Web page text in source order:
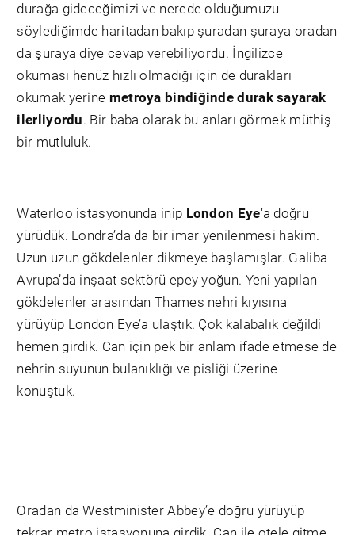
durağa gideceğimizi ve nerede olduğumuzu
söylediğimde haritadan bakıp şuradan şuraya oradan
da şuraya diye cevap verebiliyordu. İngilizce
okuması henüz hızlı olmadığı için de durakları
okumak yerine metroya bindiğinde durak sayarak
ilerliyordu. Bir baba olarak bu anları görmek müthiş
bir mutluluk.
Waterloo istasyonunda inip London Eye‘a doğru
yürüdük. Londra’da da bir imar yenilenmesi hakim.
Uzun uzun gökdelenler dikmeye başlamışlar. Galiba
Avrupa’da inşaat sektörü epey yoğun. Yeni yapılan
gökdelenler arasından Thames nehri kıyısına
yürüyüp London Eye’a ulaştık. Çok kalabalık değildi
hemen girdik. Can için pek bir anlam ifade etmese de
nehrin suyunun bulanıklığı ve pisliği üzerine
konuştuk.
Oradan da Westminister Abbey’e doğru yürüyüp